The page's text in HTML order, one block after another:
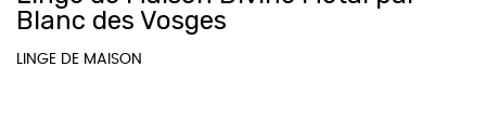
Blanc des Vosges
LINGE DE MAISON